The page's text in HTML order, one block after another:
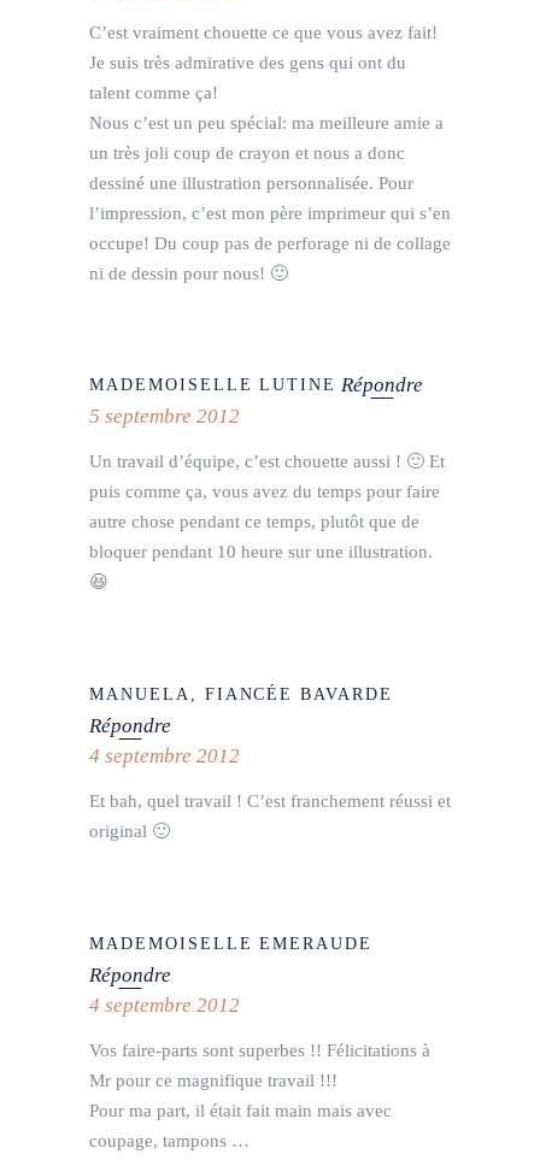
C’est vraiment chouette ce que vous avez fait!
Je suis très admirative des gens qui ont du
talent comme ça!
Nous c’est un peu spécial: ma meilleure amie a
un très joli coup de crayon et nous a donc
dessiné une illustration personnalisée. Pour
l’impression, c’est mon père imprimeur qui s’en
occupe! Du coup pas de perforage ni de collage
ni de dessin pour nous! 🙂
MADEMOISELLE LUTINE Répondre
5 septembre 2012
Un travail d’équipe, c’est chouette aussi ! 🙂 Et
puis comme ça, vous avez du temps pour faire
autre chose pendant ce temps, plutôt que de
bloquer pendant 10 heure sur une illustration.
😆
MANUELA, FIANCÉE BAVARDE
Répondre
4 septembre 2012
Et bah, quel travail ! C’est franchement réussi et
original 🙂
MADEMOISELLE EMERAUDE
Répondre
4 septembre 2012
Vos faire-parts sont superbes !! Félicitations à
Mr pour ce magnifique travail !!!
Pour ma part, il était fait main mais avec
coupage, tampons …